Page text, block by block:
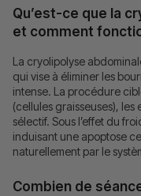
Qu’est-ce que la
et comment
La cryolipolyse
qui vise à éliminer les
intense. La procédure
(cellules graisseuses),
sélectif. Sous l’effet du
induisant une apoptose
naturellement par le
Combien de